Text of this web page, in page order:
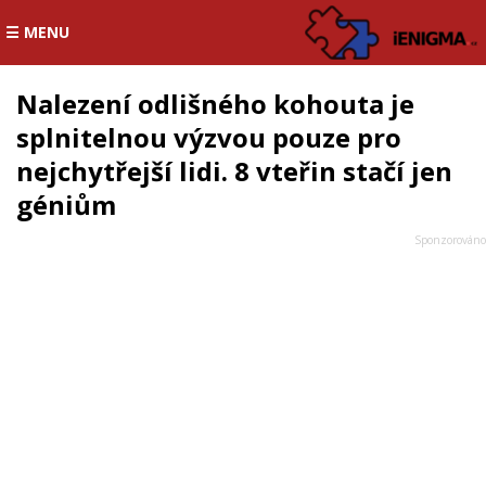
☰ MENU
Nalezení odlišného kohouta je
splnitelnou výzvou pouze pro
nejchytřejší lidi. 8 vteřin stačí jen
géniům